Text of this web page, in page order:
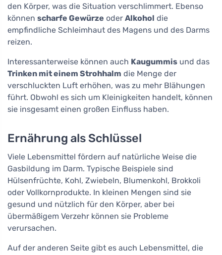
den Körper, was die Situation verschlimmert. Ebenso
können scharfe Gewürze oder Alkohol die
empfindliche Schleimhaut des Magens und des Darms
reizen.
Interessanterweise können auch Kaugummis und das
Trinken mit einem Strohhalm die Menge der
verschluckten Luft erhöhen, was zu mehr Blähungen
führt. Obwohl es sich um Kleinigkeiten handelt, können
sie insgesamt einen großen Einfluss haben.
Ernährung als Schlüssel
Viele Lebensmittel fördern auf natürliche Weise die
Gasbildung im Darm. Typische Beispiele sind
Hülsenfrüchte, Kohl, Zwiebeln, Blumenkohl, Brokkoli
oder Vollkornprodukte. In kleinen Mengen sind sie
gesund und nützlich für den Körper, aber bei
übermäßigem Verzehr können sie Probleme
verursachen.
Auf der anderen Seite gibt es auch Lebensmittel, die